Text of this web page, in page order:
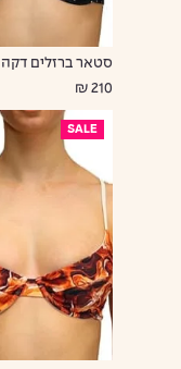
סטאר ברזלים דקה
210 ₪
SALE